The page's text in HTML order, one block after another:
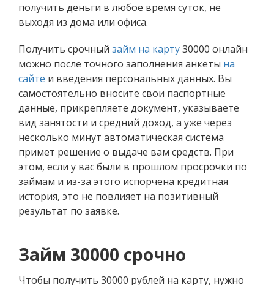
получить деньги в любое время суток, не
выходя из дома или офиса.
Получить срочный займ на карту30000 онлайн
можно после точного заполнения анкеты на
сайте и введения персональных данных. Вы
самостоятельно вносите свои паспортные
данные, прикрепляете документ, указываете
вид занятости и средний доход, а уже через
несколько минут автоматическая система
примет решение о выдаче вам средств. При
этом, если у вас были в прошлом просрочки по
займам и из-за этого испорчена кредитная
история, это не повлияет на позитивный
результат по заявке.
Займ 30000 срочно
Чтобы получить 30000 рублей на карту, нужно